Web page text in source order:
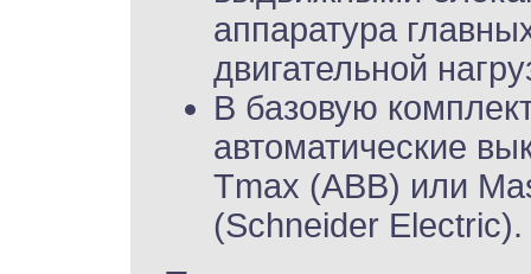
аппаратура
двигательной
В базовую
автоматические
Tmax (АВВ) или
(Schneider